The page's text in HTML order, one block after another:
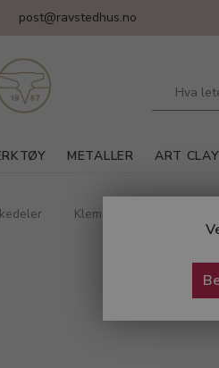
post@ravstedhus.no
METALLER ART
Klemøyer / Rør